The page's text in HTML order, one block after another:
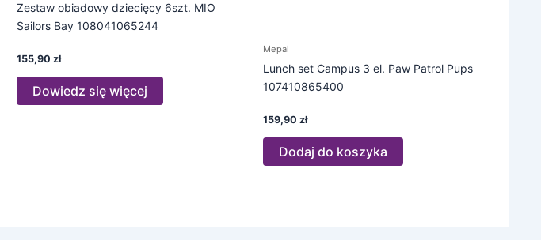
Zestaw obiadowy dziecięcy 6szt. MIO
Sailors Bay 108041065244
155,90 zł
Dowiedz się więcej
Mepal
Lunch set Campus 3 el. Paw Patrol Pups
107410865400
159,90 zł
Dodaj do koszyka